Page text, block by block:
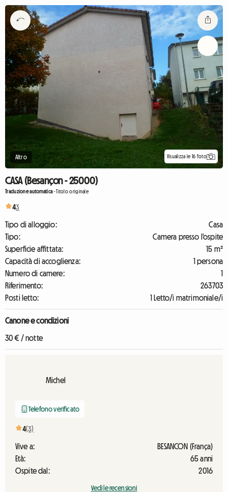
Altro Visualizza le 16 foto
CASA (Besançon - 25000)
Traduzione automatica-Titolo originale
43
Tipo di alloggio:
Casa
Tipo:
Camera presso l'ospite
Superficie affittata:
15 m²
Capacità di accoglienza:
1 persona
Numero di camere:
1
Riferimento:
263703
Posti letto:
1 Letto/i matrimoniale/i
Canone e condizioni
30 € / notte
Michel
Telefono verificato
4(3)
Vive a:
BESANCON (França)
Età:
65 anni
Ospite dal:
2016
Vedi le recensioni